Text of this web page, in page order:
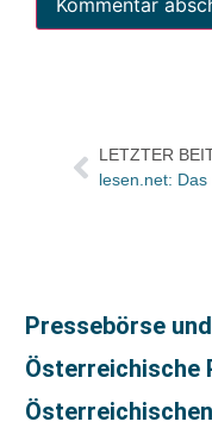
LETZTER
Pressebörse
Österreichische